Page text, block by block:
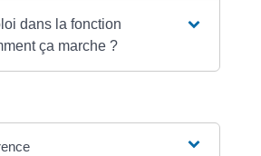
dans la fonction
ça marche ?